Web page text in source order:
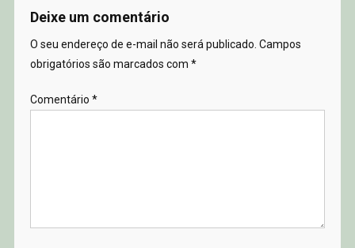
Deixe um comentário
O seu endereço de e-mail não será publicado. Campos
obrigatórios são marcados com *
Comentário *